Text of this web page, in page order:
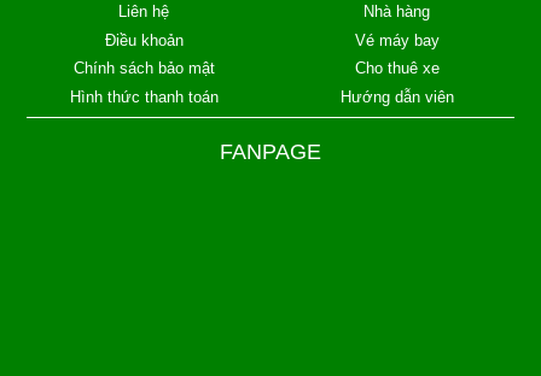
Liên hệ
Điều khoản
Chính sách bảo mật
Hình thức thanh toán
Nhà hàng
Vé máy bay
Cho thuê xe
Hướng dẫn viên
FANPAGE